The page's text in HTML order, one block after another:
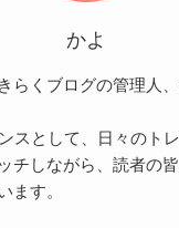
かよ
らくブログの管理人、
スとして、日々のト
チしながら、読者の
ます。